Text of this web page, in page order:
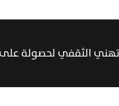
الثقفي لحصولة على